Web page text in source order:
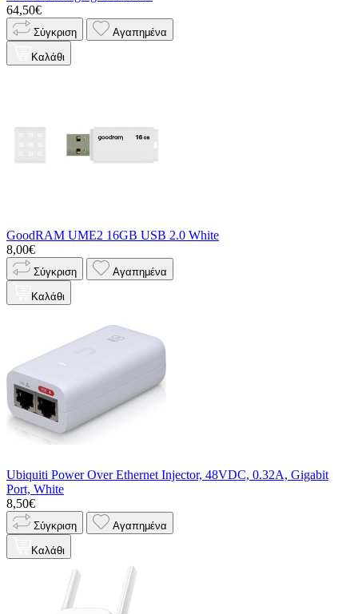
64,50€
Σύγκριση Αγαπημένα
Καλάθι
GoodRAM UME2 16GB USB 2.0 White
8,00€
Σύγκριση Αγαπημένα
Καλάθι
Ubiquiti Power Over Ethernet Injector, 48VDC, 0.32A, Gigabit
Port, White
8,50€
Σύγκριση Αγαπημένα
Καλάθι